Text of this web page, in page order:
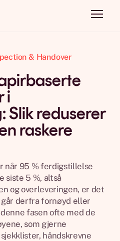
& Handover
i
Slik reduserer
raskere
når 95 % ferdigstillelse
siste 5 %, altså
og overleveringen, er det
derfra fornøyd eller
fasen ofte med de
som gjerne
håndskrevne